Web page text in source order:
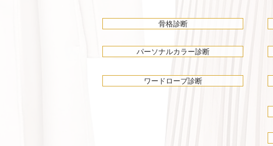
骨格診断
パーソナルカラー診断
ワードローブ診断